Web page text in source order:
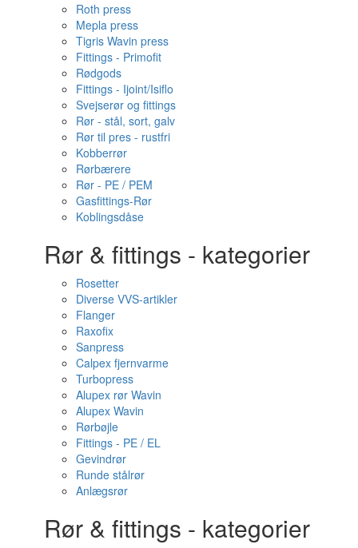
Roth press
Mepla press
Tigris Wavin press
Fittings - Primofit
Rødgods
Fittings - Ijoint/Isiflo
Svejserør og fittings
Rør - stål, sort, galv
Rør til pres - rustfri
Kobberrør
Rørbærere
Rør - PE / PEM
Gasfittings-Rør
Koblingsdåse
Rør & fittings - kategorier
Rosetter
Diverse VVS-artikler
Flanger
Raxofix
Sanpress
Calpex fjernvarme
Turbopress
Alupex rør Wavin
Alupex Wavin
Rørbøjle
Fittings - PE / EL
Gevindrør
Runde stålrør
Anlægsrør
Rør & fittings - kategorier